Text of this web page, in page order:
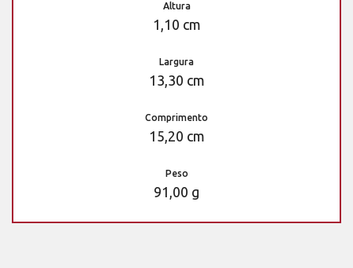
Altura
1,10 cm
Largura
13,30 cm
Comprimento
15,20 cm
Peso
91,00 g